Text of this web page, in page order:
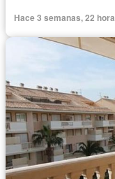
Hace 3 semanas, 22